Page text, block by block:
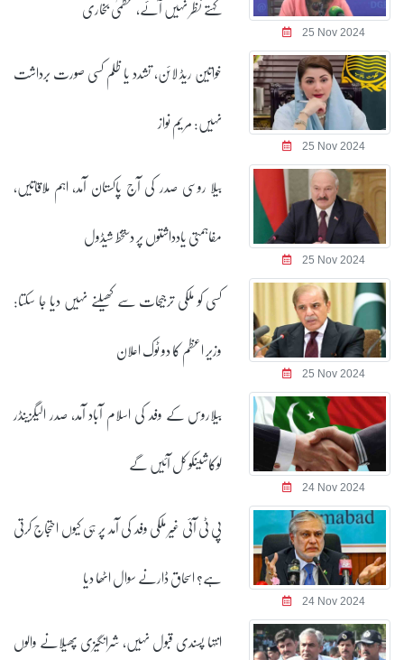
25 Nov 2024
کہتے نظر نہیں آئے، عظمیٰ بخاری
25 Nov 2024
خواتین ریڈ لائن، تشدد یا ظلم کسی صورت برداشت
نہیں: مریم نواز
25 Nov 2024
بیلا روسی صدر کی آج پاکستان آمد، اہم ملاقاتیں،
مفاہمتی یادداشتوں پر دستخط شیڈول
25 Nov 2024
کسی کو ملکی ترجیحات سے کھیلنے نہیں دیا جا سکتا:
وزیر اعظم کا دو ٹوک اعلان
24 Nov 2024
بیلاروس کے وفد کی اسلام آباد آمد، صدر الیگزینڈر
لوکاشینکو کل آئیں گے
24 Nov 2024
پی ٹی آئی غیر ملکی وفد کی آمد پر ہی کیوں احتجاج کرتی
ہے؟ اسحاق ڈارنے سوال اٹھا دیا
انتہا پسندی قبول نہیں، شرانگیزی پھیلانے والوں